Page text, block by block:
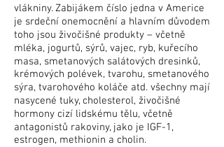
vlákniny. Zabijákem číslo jedna v Americe
je srdeční onemocnění a hlavním důvodem
toho jsou živočišné produkty – včetně
mléka, jogurtů, sýrů, vajec, ryb, kuřecího
masa, smetanových salátových dresinků,
krémových polévek, tvarohu, smetanového
sýra, tvarohového koláče atd. všechny mají
nasycené tuky, cholesterol, živočišné
hormony cizí lidskému tělu, včetně
antagonistů rakoviny, jako je IGF-1,
estrogen, methionin a cholin.